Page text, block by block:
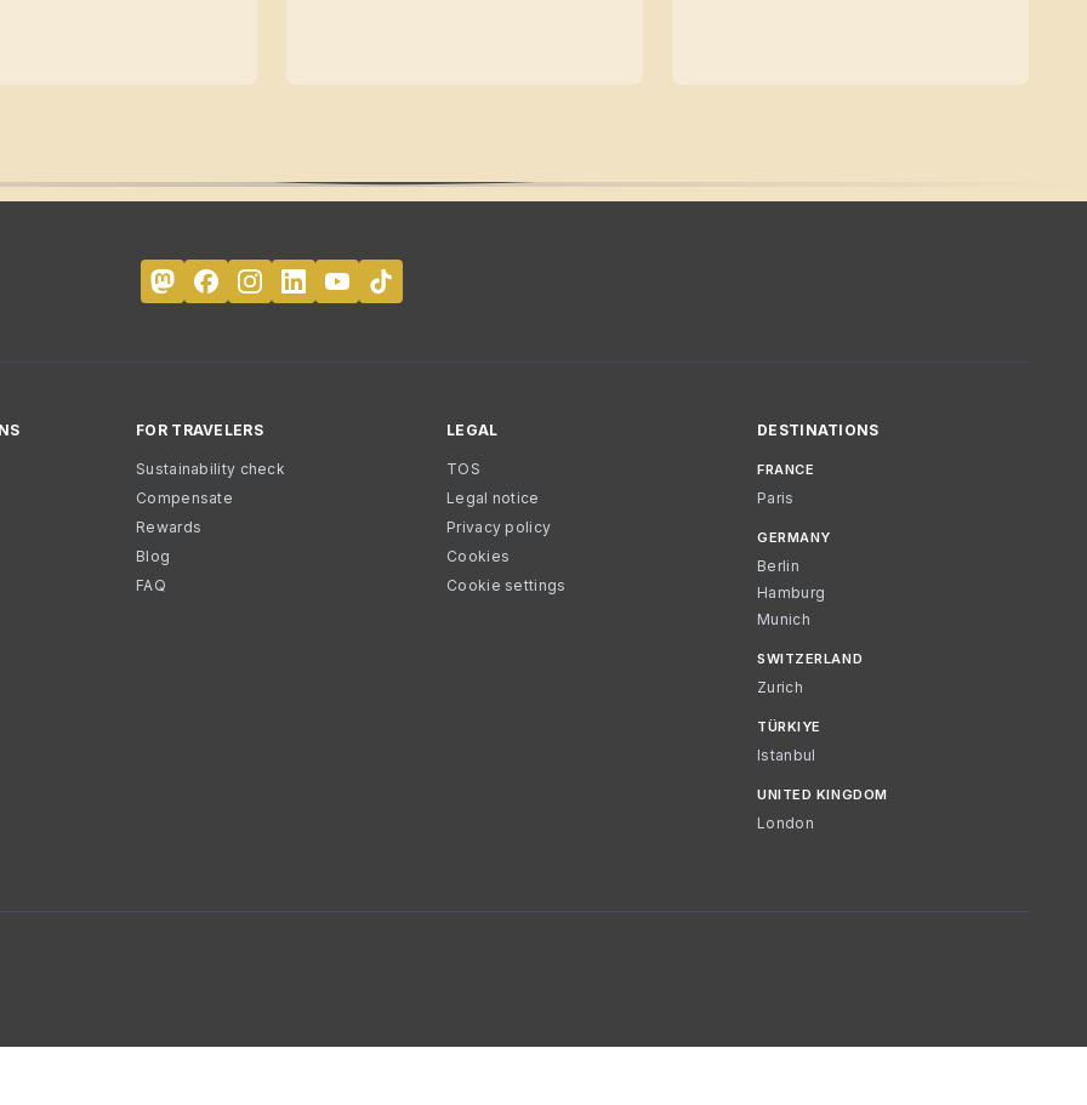
FOR TRAVELERS
Sustainability check
Compensate
Rewards
Blog
FAQ
LEGAL
TOS
Legal notice
Privacy policy
Cookies
Cookie settings
DESTINATIONS
FRANCE
Paris
GERMANY
Berlin
Hamburg
Munich
SWITZERLAND
Zurich
TÜRKIYE
Istanbul
UNITED KINGDOM
London